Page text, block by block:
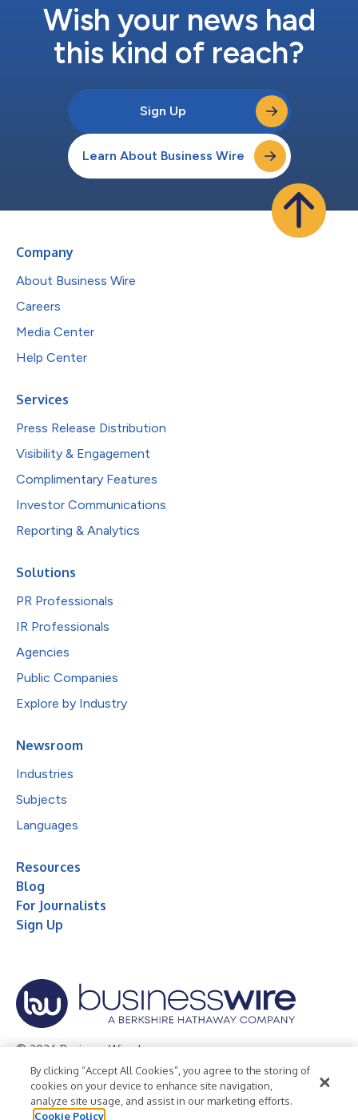
Wish your news had
this kind of reach?
Sign Up
Learn About Business Wire
Company
About Business Wire
Careers
Media Center
Help Center
Services
Press Release Distribution
Visibility & Engagement
Complimentary Features
Investor Communications
Reporting & Analytics
Solutions
PR Professionals
IR Professionals
Agencies
Public Companies
Explore by Industry
Newsroom
Industries
Subjects
Languages
Resources
Blog
For Journalists
Sign Up
© 2026 Business Wire, Inc.
Privacy Policy Cookie Policy
Accessibility Statement
Terms of Use
Legal
By clicking “Accept All Cookies”, you agree to the storing of
cookies on your device to enhance site navigation,
analyze site usage, and assist in our marketing efforts.
Cookie Policy